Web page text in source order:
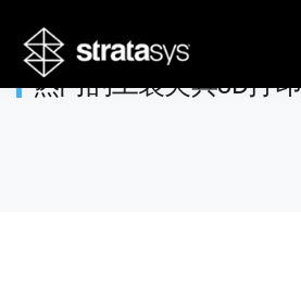
热门的工装夹具3D打